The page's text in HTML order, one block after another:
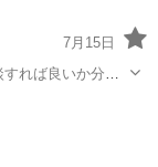
7月15日
すれば良いか分か